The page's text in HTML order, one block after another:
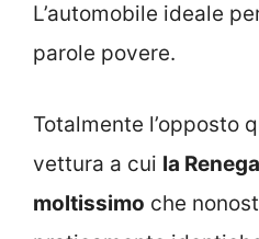
L’automobile ideale
parole povere.
Totalmente l’opposto
vettura a cui la
moltissimo che